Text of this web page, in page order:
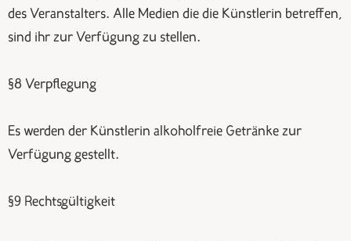
des Veranstalters. Alle Medien die die Künstlerin betreffen,
sind ihr zur Verfügung zu stellen.
§8 Verpflegung
Es werden der Künstlerin alkoholfreie Getränke zur
Verfügung gestellt.
§9 Rechtsgültigkeit